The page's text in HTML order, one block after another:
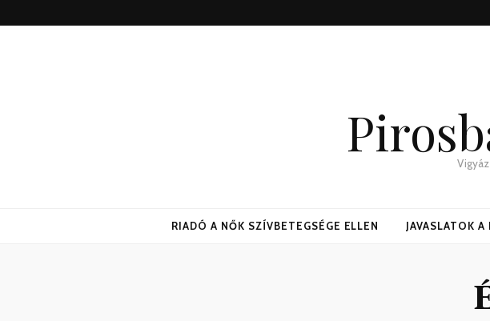
RIADÓ A NŐK SZÍVBETEGSÉGE ELLEN JAVASLATOK